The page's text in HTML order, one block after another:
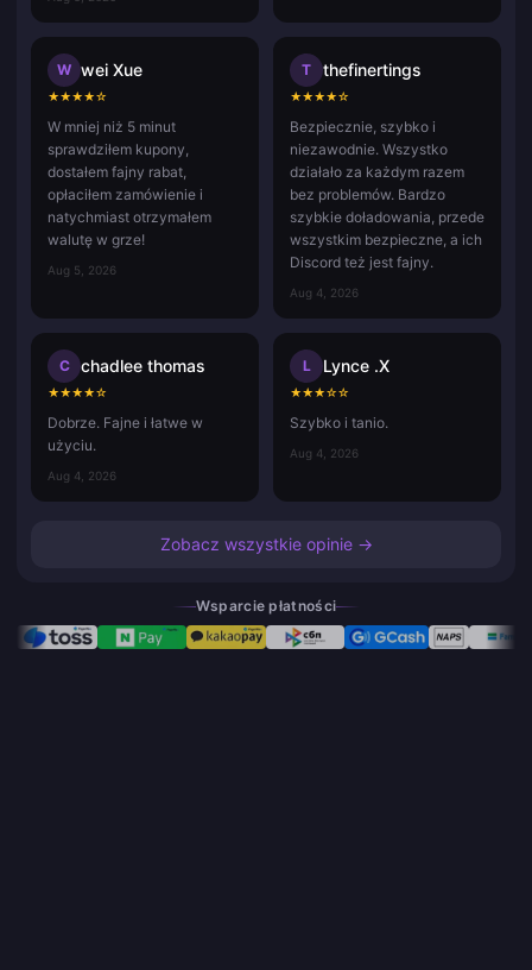
W wei Xue
★★★★☆
W mniej niż 5 minut
sprawdziłem kupony,
dostałem fajny rabat,
opłaciłem zamówienie i
natychmiast otrzymałem
walutę w grze!
Aug 5, 2026
T thefinertings
★★★★☆
Bezpiecznie, szybko i
niezawodnie. Wszystko
działało za każdym razem
bez problemów. Bardzo
szybkie doładowania, przede
wszystkim bezpieczne, a ich
Discord też jest fajny.
Aug 4, 2026
C chadlee thomas
★★★★☆
Dobrze. Fajne i łatwe w
użyciu.
Aug 4, 2026
L Lynce .X
★★★☆☆
Szybko i tanio.
Aug 4, 2026
Zobacz wszystkie opinie →
Wsparcie płatności